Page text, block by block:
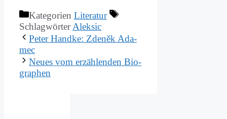
Kategorien Literatur
SchlagwörterAleksic
Pe­ter Hand­ke: Zdeněk Ada­
mec
Neu­es vom er­zäh­len­den Bio­
gra­phen